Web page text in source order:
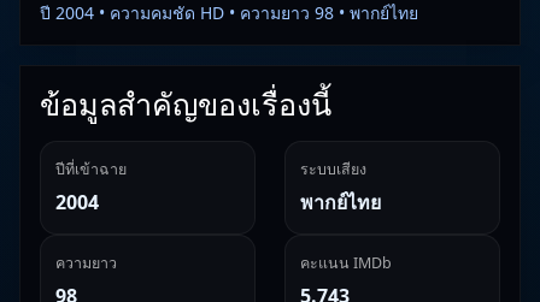
ปี 2004 • ความคมชัด HD • ความยาว 98 • พากย์ไทย
ข้อมูลสำคัญของเรื่องนี้
ปีที่เข้าฉาย
2004
ระบบเสียง
พากย์ไทย
ความยาว
98
คะแนน IMDb
5.743